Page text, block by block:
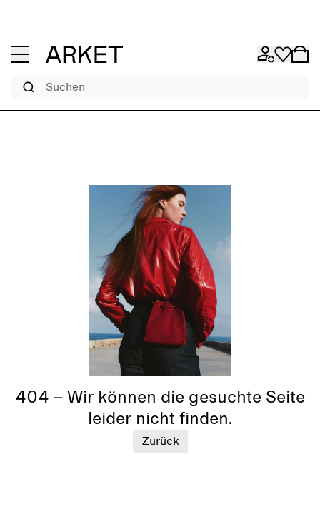
Suchen
404 – Wir können die gesuchte Seite
leider nicht finden.
Zurück